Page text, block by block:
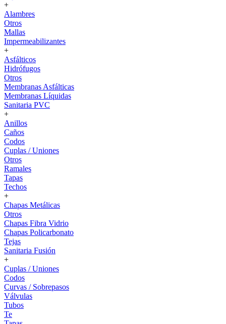
+
Alambres
Otros
Mallas
Impermeabilizantes
+
Asfálticos
Hidrófugos
Otros
Membranas Asfálticas
Membranas Líquidas
Sanitaria PVC
+
Anillos
Caños
Codos
Cuplas / Uniones
Otros
Ramales
Tapas
Techos
+
Chapas Metálicas
Otros
Chapas Fibra Vidrio
Chapas Policarbonato
Tejas
Sanitaria Fusión
+
Cuplas / Uniones
Codos
Curvas / Sobrepasos
Válvulas
Tubos
Te